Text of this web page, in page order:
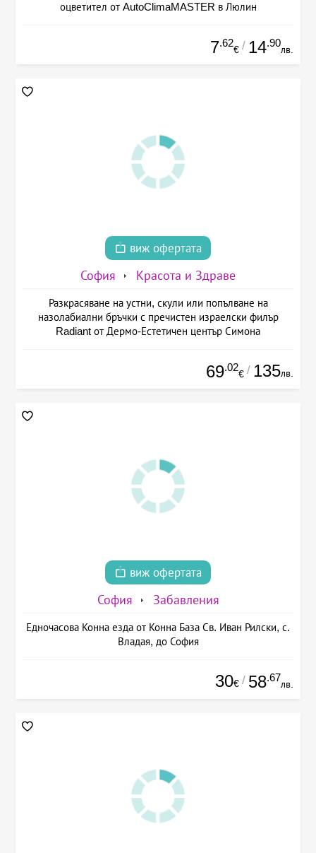
оцветител от AutoClimaMASTER в Люлин
7.62
€ / 14.90
лв.
виж офертата
София Красота и Здраве
Разкрасяване на устни, скули или попълване на
назолабиални бръчки с пречистен израелски филър
Radiant от Дермо-Естетичен център Симона
69.02
€ / 135лв.
виж офертата
София Забавления
Едночасова Конна езда от Конна База Св. Иван Рилски, с.
Владая, до София
30€ / 58.67
лв.